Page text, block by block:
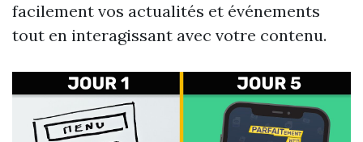
facilement vos actualités et événements
tout en interagissant avec votre contenu.